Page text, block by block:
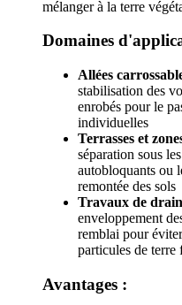
mélanger à la terre
Domaines
Allées
stabilisation des
enrobés pour le
individuelles
Terrasses et
séparation sous
autobloquants ou
remontée des sols
Travaux de
enveloppement
remblai pour
particules de terre
Avantages :